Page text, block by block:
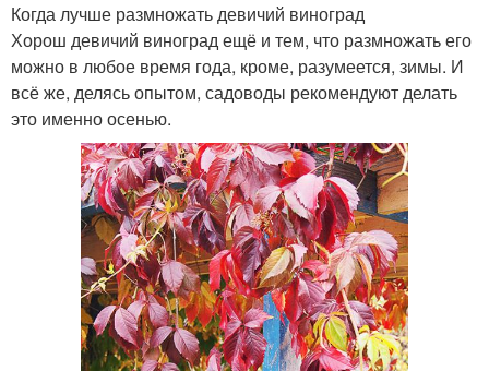
Когда лучше размножать девичий виноград
Хорош девичий виноград ещё и тем, что размножать его
можно в любое время года, кроме, разумеется, зимы. И
всё же, делясь опытом, садоводы рекомендуют делать
это именно осенью.